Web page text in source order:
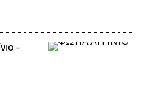
-